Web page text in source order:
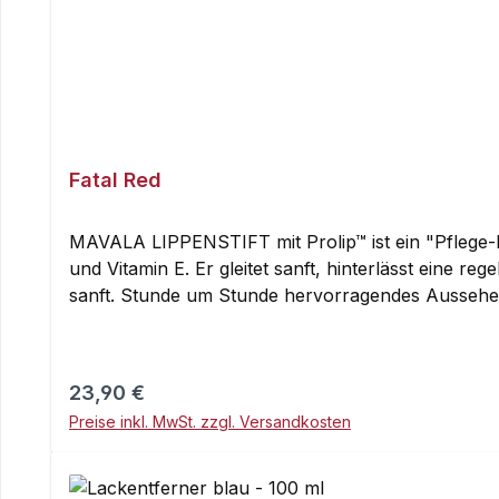
Fatal Red
MAVALA LIPPENSTIFT mit Prolip™ ist ein
und Vitamin E. Er gleitet sanft, hinterlässt eine
sanft. Stunde um Stunde hervorragendes
Lippenstift leicht die Lippen pudern. Für eine
des Lippenstifts ausgewählt wird, dann den Lippenstift
Myristate, Stearyl Dimethicone, Euphorbia
Regulärer Preis:
23,90 €
Preise inkl. MwSt. zzgl. Versandkosten